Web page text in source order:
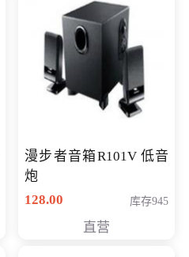
漫步者音箱R101V 低音
炮
128.00
库存945
直营